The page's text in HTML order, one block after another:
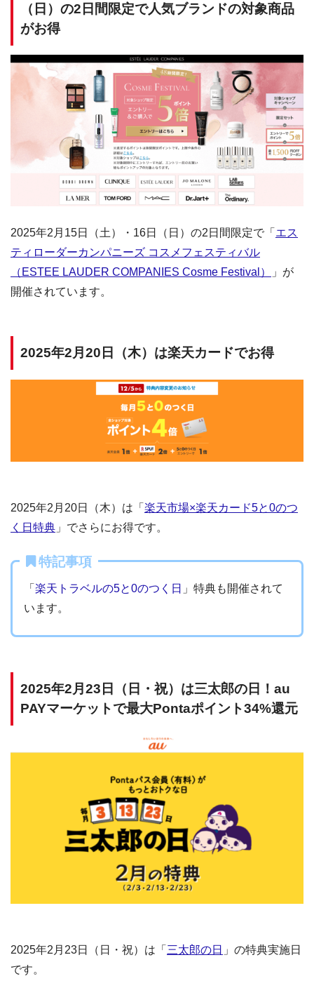
（日）の2日間限定で人気ブランドの対象商品
がお得
2025年2月15日（土）・16日（日）の2日間限定で「 エス
ティローダーカンパニーズ コスメフェスティバル
（ESTEE LAUDER COMPANIES Cosme Festival）
」が
開催されています。
2025年2月20日（木）は楽天カードでお得
2025年2月20日（木）は「 楽天市場×楽天カード5と0のつ
く日特典 」でさらにお得です。
特記事項
「 楽天トラベルの5と0のつく日 」特典も開催されて
います。
2025年2月23日（日・祝）は三太郎の日！au
PAYマーケットで最大Pontaポイント34%還元
2025年2月23日（日・祝）は「 三太郎の日 」の特典実施日
です。